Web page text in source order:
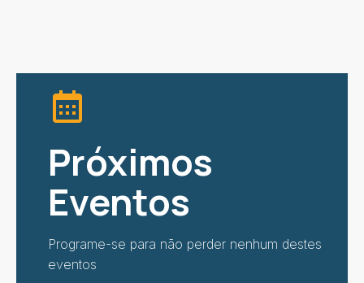
Próximos
Eventos
Programe-se para não perder nenhum destes
eventos